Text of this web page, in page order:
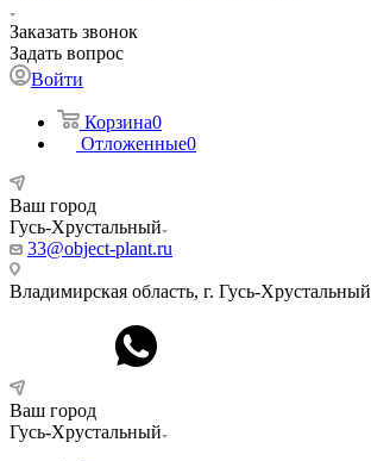
Заказать звонок
Задать вопрос
Войти
Корзина0
Отложенные0
Ваш город
Гусь-Хрустальный
33@object-plant.ru
Владимирская область, г. Гусь-Хрустальный
Ваш город
Гусь-Хрустальный